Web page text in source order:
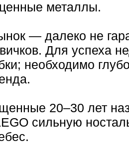
металлы.
— далеко не
Для успеха
необходимо
20–30 лет
сильную